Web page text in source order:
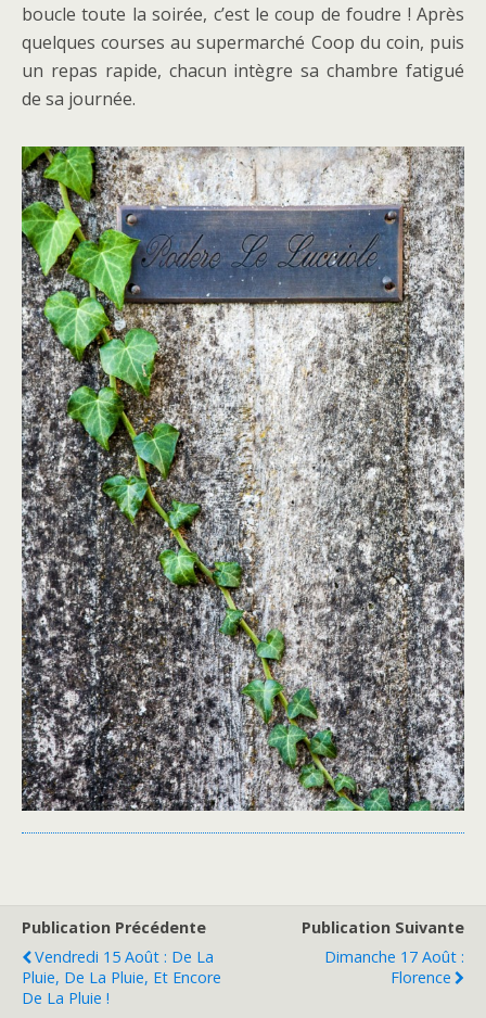
boucle toute la soirée, c’est le coup de foudre ! Après
quelques courses au supermarché Coop du coin, puis
un repas rapide, chacun intègre sa chambre fatigué
de sa journée.
Publication Précédente
Vendredi 15 Août : De La
Pluie, De La Pluie, Et Encore
De La Pluie !
Publication Suivante
Dimanche 17 Août :
Florence